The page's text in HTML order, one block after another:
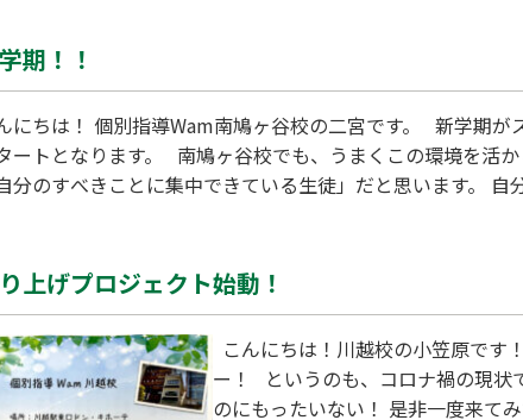
期！！
にちは！ 個別指導Wam南鳩ヶ谷校の二宮です。 新学期
ートとなります。 南鳩ヶ谷校でも、うまくこの環境を活
自分のすべきことに集中できている生徒」だと思います。
上げプロジェクト始動！
こんにちは！川越校の小笠原で
ー！ というのも、コロナ禍の現状
のにもったいない！ 是非一度来て